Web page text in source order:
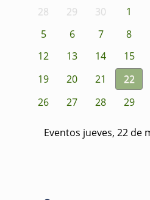
28 29 30 1
5
6 7 8
12
13 14 15
19
20 21 22
26
27 28 29
Eventos jueves, 22 de